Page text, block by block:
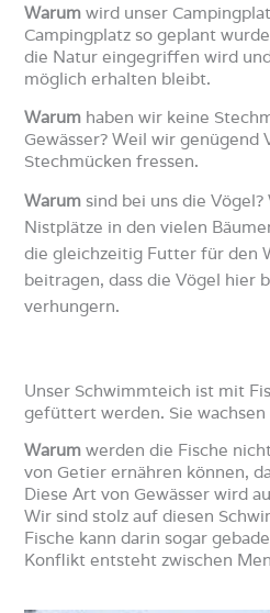
Warum wird unser
Campingplatz so geplant
die Natur eingegriffen wird
möglich erhalten bleibt.
Warum haben wir keine
Gewässer? Weil wir genügend
Stechmücken fressen.
Warum sind bei uns die
Nistplätze in den vielen
die gleichzeitig Futter für den
beitragen, dass die Vögel hier
verhungern.
Unser Schwimmteich ist mit
gefüttert werden. Sie wachsen
Warum werden die Fische
von Getier ernähren können,
Diese Art von Gewässer wird
Wir sind stolz auf diesen
Fische kann darin sogar
Konflikt entsteht zwischen